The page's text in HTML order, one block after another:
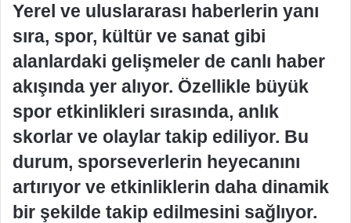
Yerel ve uluslararası haberlerin yanı
sıra, spor, kültür ve sanat gibi
alanlardaki gelişmeler de canlı haber
akışında yer alıyor. Özellikle büyük
spor etkinlikleri sırasında, anlık
skorlar ve olaylar takip ediliyor. Bu
durum, sporseverlerin heyecanını
artırıyor ve etkinliklerin daha dinamik
bir şekilde takip edilmesini sağlıyor.